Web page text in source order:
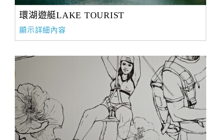
環湖遊艇LAKE TOURIST
顯示詳細內容